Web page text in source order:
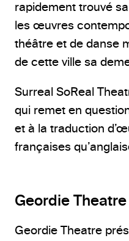
rapidement trouvé
les œuvres
théâtre et de danse
de cette ville sa
Surreal SoReal
qui remet en
et à la traduction
françaises
Geordie Theatre
Geordie Theatre